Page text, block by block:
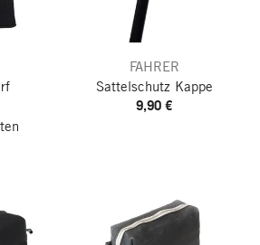
FAHRER
Sattelschutz Kappe
9,90 €